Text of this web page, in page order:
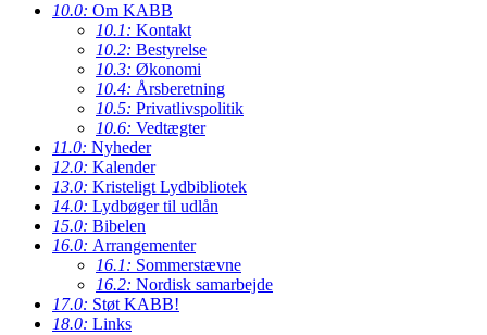
10.0: Om KABB
10.1: Kontakt
10.2: Bestyrelse
10.3: Økonomi
10.4: Årsberetning
10.5: Privatlivspolitik
10.6: Vedtægter
11.0: Nyheder
12.0: Kalender
13.0: Kristeligt Lydbibliotek
14.0: Lydbøger til udlån
15.0: Bibelen
16.0: Arrangementer
16.1: Sommerstævne
16.2: Nordisk samarbejde
17.0: Støt KABB!
18.0: Links